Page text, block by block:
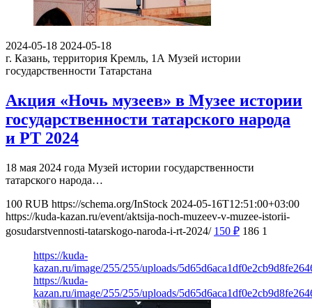
2024-05-18 2024-05-18
г. Казань, территория Кремль, 1А Музей истории
государственности Татарстана
Акция «Ночь музеев» в Музее истории
государственности татарского народа
и РТ 2024
18 мая 2024 года Музей истории государственности
татарского народа…
100 RUB https://schema.org/InStock 2024-05-16T12:51:00+03:00
https://kuda-kazan.ru/event/aktsija-noch-muzeev-v-muzee-istorii-
gosudarstvennosti-tatarskogo-naroda-i-rt-2024/ 150 ₽ 186 1
https://kuda-
kazan.ru/image/255/255/uploads/
https://kuda-
kazan.ru/image/255/255/uploads/